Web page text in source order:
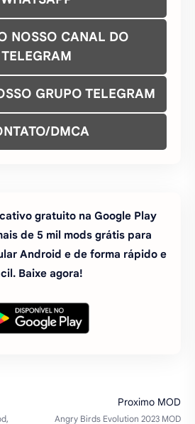
NOSSO CANAL DO
TELEGRAM
GRUPO TELEGRAM
DMCA
gratuito na Google Play
de 5 mil mods grátis para
Android e de forma rápido e
Baixe agora!